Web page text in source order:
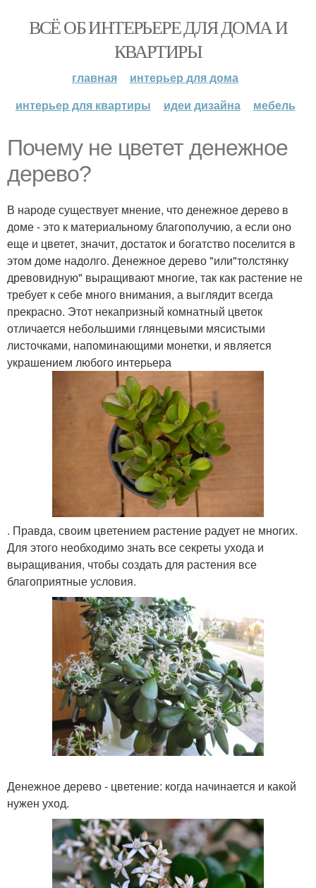
ВСЁ ОБ ИНТЕРЬЕРЕ ДЛЯ ДОМА И
КВАРТИРЫ
главная
интерьер для дома
интерьер для квартиры
идеи дизайна мебель
Почему не цветет денежное
дерево?
В народе существует мнение, что денежное дерево в
доме - это к материальному благополучию, а если оно
еще и цветет, значит, достаток и богатство поселится в
этом доме надолго. Денежное дерево "или"толстянку
древовидную" выращивают многие, так как растение не
требует к себе много внимания, а выглядит всегда
прекрасно. Этот некапризный комнатный цветок
отличается небольшими глянцевыми мясистыми
листочками, напоминающими монетки, и является
украшением любого интерьера
. Правда, своим цветением растение радует не многих.
Для этого необходимо знать все секреты ухода и
выращивания, чтобы создать для растения все
благоприятные условия.
Денежное дерево - цветение: когда начинается и какой
нужен уход.